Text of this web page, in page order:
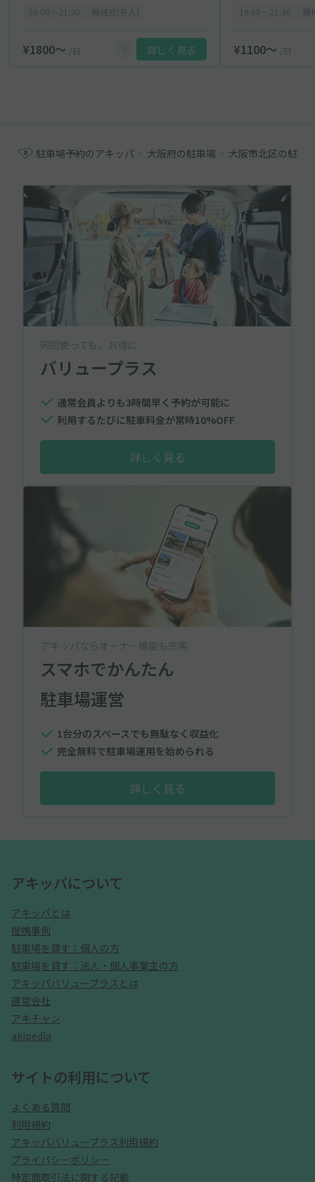
¥1800〜 /日 詳しく見る ¥1100〜 /日
駐車場予約のアキッパ 大阪府の駐車場 大阪市北区の駐車
何回使っても、お得に
バリュープラス
通常会員よりも3時間早く予約が可能に
利用するたびに駐車料金が常時10%OFF
詳しく見る
アキッパならオーナー機能も充実
スマホでかんたん
駐車場運営
1台分のスペースでも無駄なく収益化
完全無料で駐車場運用を始められる
詳しく見る
アキッパについて
アキッパとは
提携事例
駐車場を貸す：個人の方
駐車場を貸す：法人・個人事業主の方
アキッパバリュープラスとは
運営会社
アキチャン
akipedia
サイトの利用について
よくある質問
利用規約
アキッパバリュープラス利用規約
プライバシーポリシー
特定商取引法に関する記載